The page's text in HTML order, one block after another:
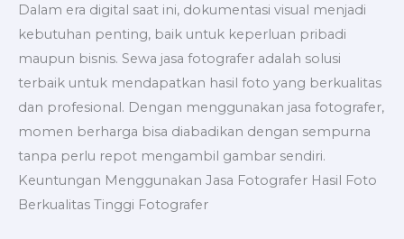
Dalam era digital saat ini, dokumentasi visual menjadi
kebutuhan penting, baik untuk keperluan pribadi
maupun bisnis. Sewa jasa fotografer adalah solusi
terbaik untuk mendapatkan hasil foto yang berkualitas
dan profesional. Dengan menggunakan jasa fotografer,
momen berharga bisa diabadikan dengan sempurna
tanpa perlu repot mengambil gambar sendiri.
Keuntungan Menggunakan Jasa Fotografer Hasil Foto
Berkualitas Tinggi Fotografer